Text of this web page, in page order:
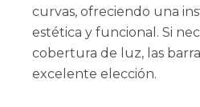
curvas, ofreciendo una
estética y funcional. Si
cobertura de luz, las
excelente elección.